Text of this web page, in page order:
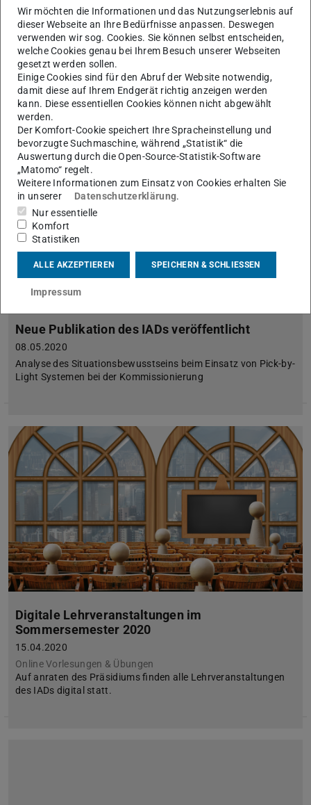
Versuchspersonen für Studie auf dem Campus
Lichtwiese gesucht
11.05.2020
Im Rahmen einer Masterarbeit am Institut für
Arbeitswissenschaften wird eine Studie zur Evaluierung eines
EMG-Messsystems durchgeführt. Für diese Studie werden no…
Neue Publikation des IADs veröffentlicht
08.05.2020
Analyse des Situationsbewusstseins beim Einsatz von Pick-by-
Light Systemen bei der Kommissionierung
Digitale Lehrveranstaltungen im
Sommersemester 2020
15.04.2020
Online Vorlesungen & Übungen
Auf anraten des Präsidiums finden alle Lehrveranstaltungen
des IADs digital statt.
Wir möchten die Informationen und das Nutzungserlebnis auf
dieser Webseite an Ihre Bedürfnisse anpassen. Deswegen
verwenden wir sog. Cookies. Sie können selbst entscheiden,
welche Cookies genau bei Ihrem Besuch unserer Webseiten
gesetzt werden sollen.
Einige Cookies sind für den Abruf der Website notwendig,
damit diese auf Ihrem Endgerät richtig anzeigen werden
kann. Diese essentiellen Cookies können nicht abgewählt
werden.
Der Komfort-Cookie speichert Ihre Spracheinstellung und
bevorzugte Suchmaschine, während „Statistik“ die
Auswertung durch die Open-Source-Statistik-Software
„Matomo“ regelt.
Weitere Informationen zum Einsatz von Cookies erhalten Sie
in unserer
Datenschutzerklärung.
Nur essentielle
Komfort
Statistiken
ALLE AKZEPTIEREN SPEICHERN & SCHLIESSEN
Impressum